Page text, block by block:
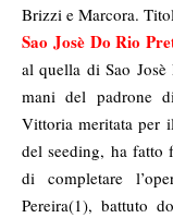
Brizzi e Marcora.
Sao Josè Do Rio
al quella di Sao
mani del padrone
Vittoria meritata per
del seeding, ha
di completare
Pereira(1), battuto